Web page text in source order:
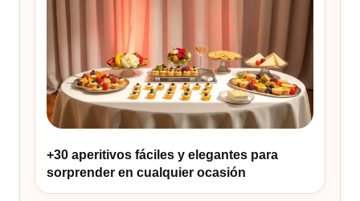
+30 aperitivos fáciles y elegantes para
sorprender en cualquier ocasión